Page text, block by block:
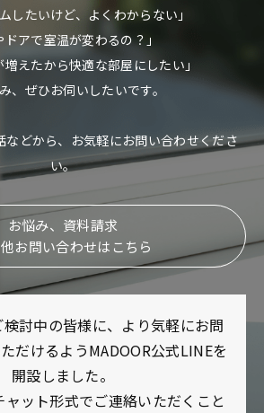
したいけど、よくわからない」
ドアで室温が変わるの？」
増えたから快適な部屋にしたい」
、ぜひお伺いしたいです。
などから、お気軽にお問い合わせくださ
い。
お悩み、資料請求
お問い合わせはこちら
討中の皆様に、より気軽にお問
だけるようMADOOR公式LINEを
開設しました。
ット形式でご連絡いただくこと